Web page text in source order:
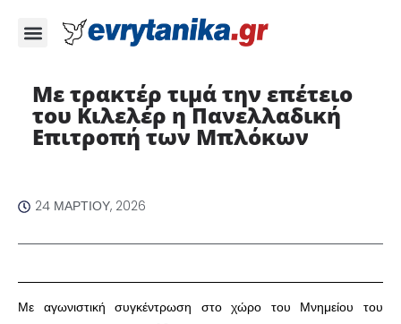
Με τρακτέρ τιμά την επέτειο
του Κιλελέρ η Πανελλαδική
Επιτροπή των Μπλόκων ​
24 ΜΑΡΤΊΟΥ, 2026
​Με αγωνιστική συγκέντρωση στο χώρο του Μνημείου του